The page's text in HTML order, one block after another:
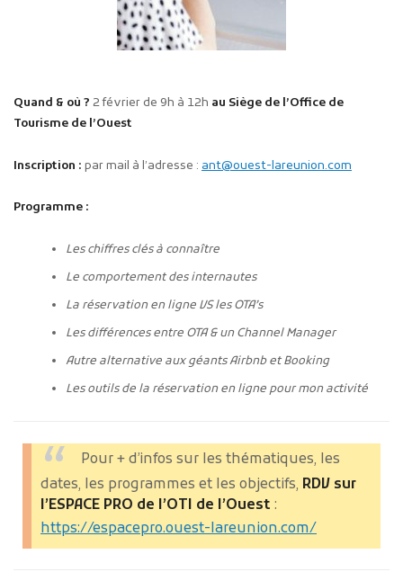
Quand & où ? 2 février de 9h à 12h au Siège de l’Office de
Tourisme de l’Ouest
Inscription : par mail à l’adresse : ant@ouest-lareunion.com
Programme :
Les chiffres clés à connaître
Le comportement des internautes
La réservation en ligne VS les OTA’s
Les différences entre OTA & un Channel Manager
Autre alternative aux géants Airbnb et Booking
Les outils de la réservation en ligne pour mon activité
Pour + d’infos sur les thématiques, les
dates, les programmes et les objectifs, RDV sur
l’ESPACE PRO de l’OTI de l’Ouest :
https://espacepro.ouest-lareunion.com/